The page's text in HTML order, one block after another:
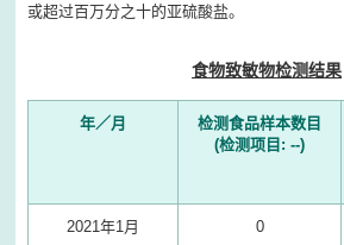
或超过百万分之十的亚硫酸盐。
食物致敏物检测结果
年／月
检测食品样本数目
(检测项目: --)
2021年1月 0